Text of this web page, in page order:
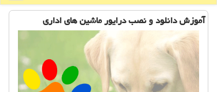
آموزش دانلود و نصب درایور ماشین های اداری